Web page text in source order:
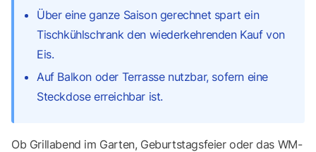
Über eine ganze Saison gerechnet spart ein
Tischkühlschrank den wiederkehrenden Kauf von
Eis.
Auf Balkon oder Terrasse nutzbar, sofern eine
Steckdose erreichbar ist.
Ob Grillabend im Garten, Geburtstagsfeier oder das WM-